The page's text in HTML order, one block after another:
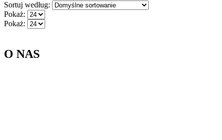
Sortuj według:
Pokaż:
Pokaż:
O NAS